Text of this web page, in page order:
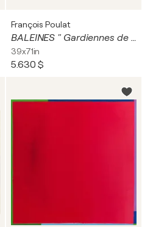
François Poulat
BALEINES " Gardiennes de la Planète "
39x71in
5.630 $